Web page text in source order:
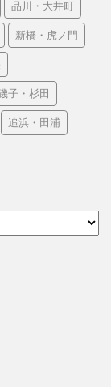
品川・大井町
新橋・虎ノ門
子・杉田
追浜・田浦